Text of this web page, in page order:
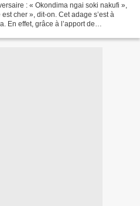
: « Okondima ngai soki nakufi »,
cher », dit-on. Cet adage s’est à
En effet, grâce à l’apport de